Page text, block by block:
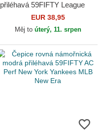
přiléhavá 59FIFTY League
Essential New York Yankees
MLB New Era
EUR 38,95
Měj to úterý, 11. srpen